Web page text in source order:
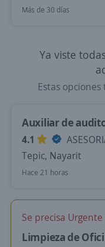
Más de 30 días
Ya viste
Estas
Auxiliar de
4.1
Tepic, Nayarit
Hace 21 horas
Se precisa Urgente
Limpieza de